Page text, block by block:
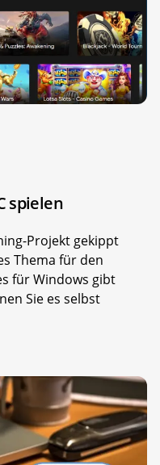
spielen
Projekt gekippt
Thema für den
für Windows gibt
Sie es selbst